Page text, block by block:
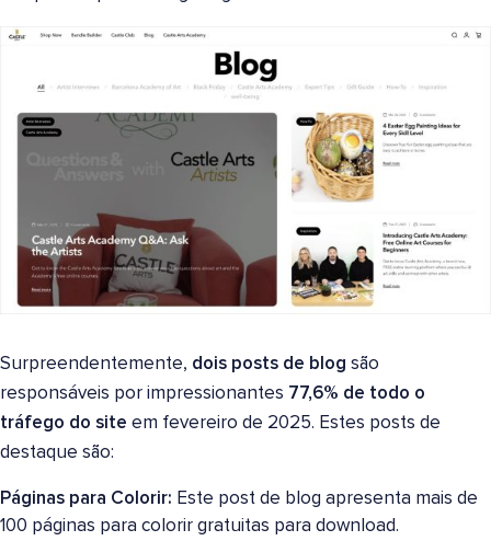
Surpreendentemente, dois posts de blog são
responsáveis por impressionantes 77,6% de todo o
tráfego do site em fevereiro de 2025. Estes posts de
destaque são:
Páginas para Colorir: Este post de blog apresenta mais de
100 páginas para colorir gratuitas para download.